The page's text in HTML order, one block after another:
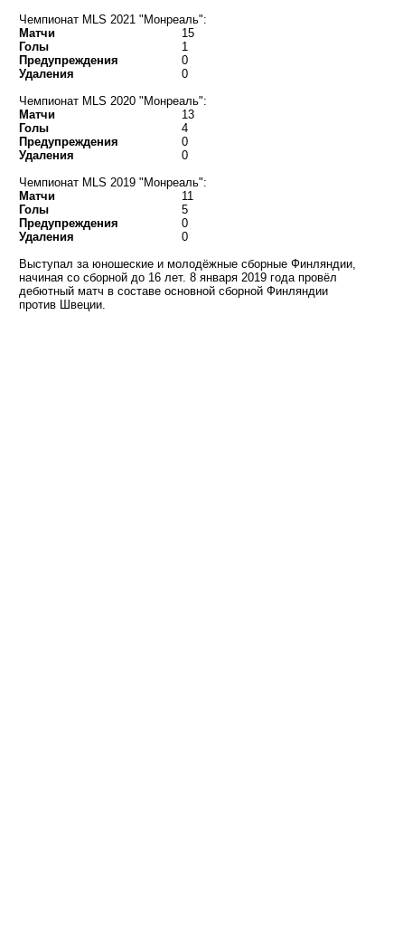
Чемпионат MLS 2021 "Монреаль":
Матчи
15
Голы
1
Предупреждения
0
Удаления
0
Чемпионат MLS 2020 "Монреаль":
Матчи
13
Голы
4
Предупреждения
0
Удаления
0
Чемпионат MLS 2019 "Монреаль":
Матчи
11
Голы
5
Предупреждения
0
Удаления
0
Выступал за юношеские и молодёжные сборные Финляндии,
начиная со сборной до 16 лет. 8 января 2019 года провёл
дебютный матч в составе основной сборной Финляндии
против Швеции.